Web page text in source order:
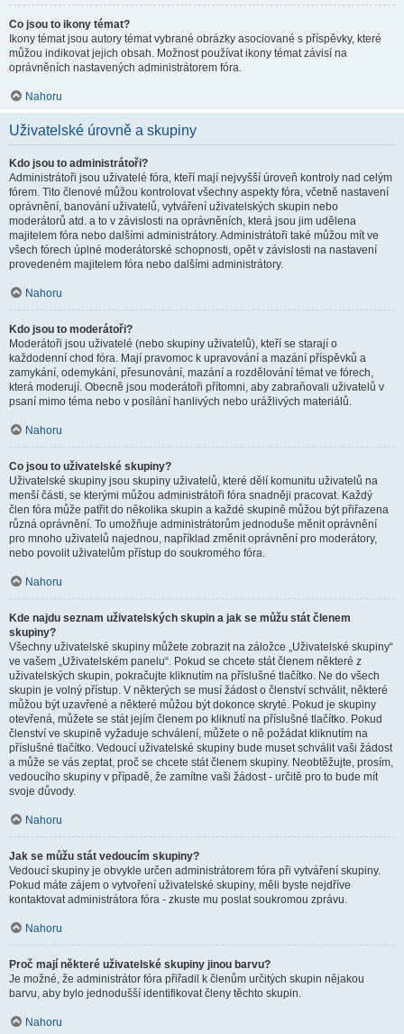
Co jsou to ikony témat?
Ikony témat jsou autory témat vybrané obrázky asociované s příspěvky, které
můžou indikovat jejich obsah. Možnost používat ikony témat závisí na
oprávněních nastavených administrátorem fóra.
Nahoru
Uživatelské úrovně a skupiny
Kdo jsou to administrátoři?
Administrátoři jsou uživatelé fóra, kteří mají nejvyšší úroveň kontroly nad celým
fórem. Tito členové můžou kontrolovat všechny aspekty fóra, včetně nastavení
oprávnění, banování uživatelů, vytváření uživatelských skupin nebo
moderátorů atd. a to v závislosti na oprávněních, která jsou jim udělena
majitelem fóra nebo dalšími administrátory. Administrátoři také můžou mít ve
všech fórech úplné moderátorské schopnosti, opět v závislosti na nastavení
provedeném majitelem fóra nebo dalšími administrátory.
Nahoru
Kdo jsou to moderátoři?
Moderátoři jsou uživatelé (nebo skupiny uživatelů), kteří se starají o
každodenní chod fóra. Mají pravomoc k upravování a mazání příspěvků a
zamykání, odemykání, přesunování, mazání a rozdělování témat ve fórech,
která moderují. Obecně jsou moderátoři přítomni, aby zabraňovali uživatelů v
psaní mimo téma nebo v posílání hanlivých nebo urážlivých materiálů.
Nahoru
Co jsou to uživatelské skupiny?
Uživatelské skupiny jsou skupiny uživatelů, které dělí komunitu uživatelů na
menší části, se kterými můžou administrátoři fóra snadněji pracovat. Každý
člen fóra může patřit do několika skupin a každé skupině můžou být přiřazena
různá oprávnění. To umožňuje administrátorům jednoduše měnit oprávnění
pro mnoho uživatelů najednou, například změnit oprávnění pro moderátory,
nebo povolit uživatelům přístup do soukromého fóra.
Nahoru
Kde najdu seznam uživatelských skupin a jak se můžu stát členem
skupiny?
Všechny uživatelské skupiny můžete zobrazit na záložce „Uživatelské skupiny“
ve vašem „Uživatelském panelu“. Pokud se chcete stát členem některé z
uživatelských skupin, pokračujte kliknutím na příslušné tlačítko. Ne do všech
skupin je volný přístup. V některých se musí žádost o členství schválit, některé
můžou být uzavřené a některé můžou být dokonce skryté. Pokud je skupiny
otevřená, můžete se stát jejím členem po kliknutí na příslušné tlačítko. Pokud
členství ve skupině vyžaduje schválení, můžete o ně požádat kliknutím na
příslušné tlačítko. Vedoucí uživatelské skupiny bude muset schválit vaši žádost
a může se vás zeptat, proč se chcete stát členem skupiny. Neobtěžujte, prosím,
vedoucího skupiny v případě, že zamítne vaši žádost - určitě pro to bude mít
svoje důvody.
Nahoru
Jak se můžu stát vedoucím skupiny?
Vedoucí skupiny je obvykle určen administrátorem fóra při vytváření skupiny.
Pokud máte zájem o vytvoření uživatelské skupiny, měli byste nejdříve
kontaktovat administrátora fóra - zkuste mu poslat soukromou zprávu.
Nahoru
Proč mají některé uživatelské skupiny jinou barvu?
Je možné, že administrátor fóra přiřadil k členům určitých skupin nějakou
barvu, aby bylo jednodušší identifikovat členy těchto skupin.
Nahoru